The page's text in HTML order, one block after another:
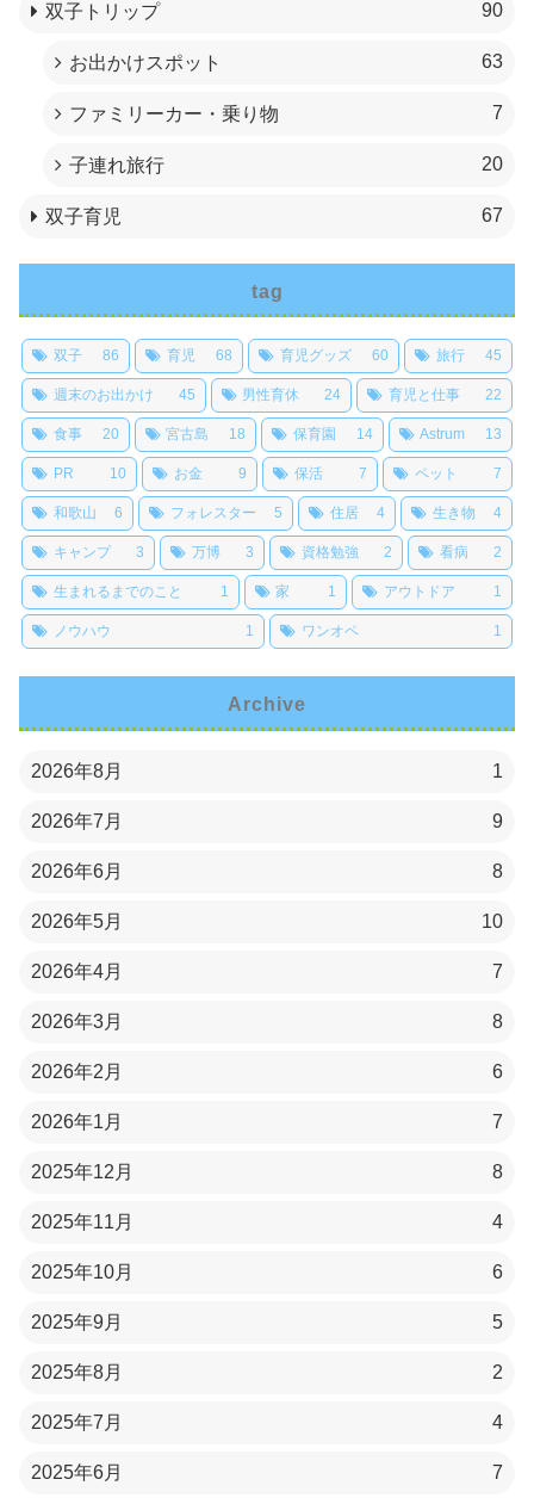
双子トリップ 90
お出かけスポット 63
ファミリーカー・乗り物 7
子連れ旅行 20
双子育児 67
tag
双子 86 育児 68 育児グッズ 60 旅行 45
週末のお出かけ 45 男性育休 24 育児と仕事 22
食事 20 宮古島 18 保育園 14 Astrum 13
PR 10 お金 9 保活 7 ペット 7
和歌山 6 フォレスター 5 住居 4 生き物 4
キャンプ 3 万博 3 資格勉強 2 看病 2
生まれるまでのこと 1 家 1 アウトドア 1
ノウハウ 1 ワンオペ 1
Archive
2026年8月 1
2026年7月 9
2026年6月 8
2026年5月 10
2026年4月 7
2026年3月 8
2026年2月 6
2026年1月 7
2025年12月 8
2025年11月 4
2025年10月 6
2025年9月 5
2025年8月 2
2025年7月 4
2025年6月 7